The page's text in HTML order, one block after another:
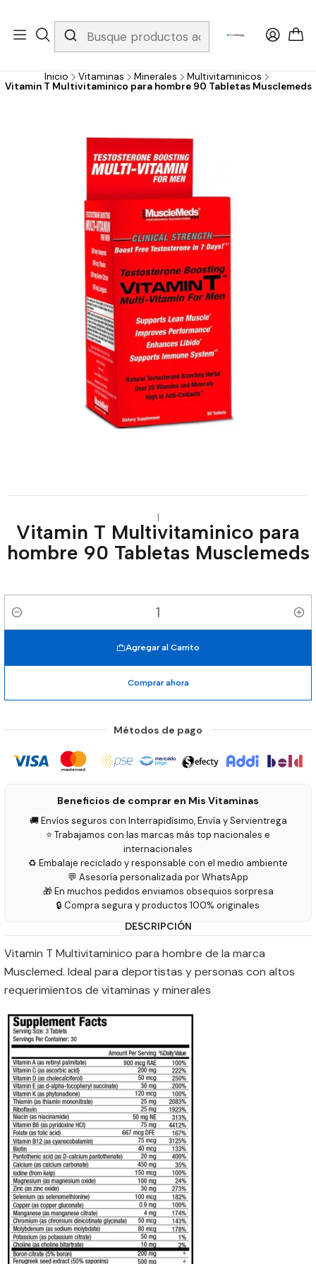
Whatsapp 3229079958/ Fijo 6019251796 / Envios a todo el país y
gratis apartir de 199.000!
Inicio Vitaminas Minerales
Multivitaminicos
Vitamin T Multivitaminico para hombre 90 Tabletas Musclemeds
|
Vitamin T Multivitaminico para
hombre 90 Tabletas Musclemeds
Cantidad
Agregar al Carrito
Comprar ahora
Métodos de pago
Beneficios de comprar en Mis Vitaminas
🚚 Envíos seguros con Interrapidísimo, Envía y Servientrega
⭐ Trabajamos con las marcas más top nacionales e
internacionales
♻️ Embalaje reciclado y responsable con el medio ambiente
💬 Asesoría personalizada por WhatsApp
🎁 En muchos pedidos enviamos obsequios sorpresa
🔒 Compra segura y productos 100% originales
DESCRIPCIÓN
Vitamin T Multivitaminico para hombre de la marca
Musclemed. Ideal para deportistas y personas con altos
requerimientos de vitaminas y minerales